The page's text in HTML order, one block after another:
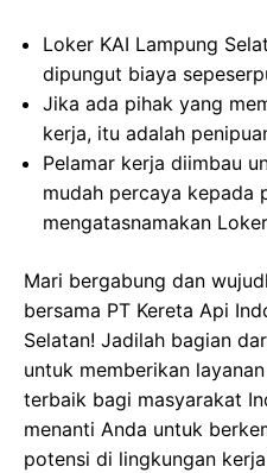
Loker KAI Lampung
dipungut biaya
Jika ada pihak yang
kerja, itu adalah
Pelamar kerja diimbau
mudah percaya kepada
mengatasnamakan
Mari bergabung dan
bersama PT Kereta Api
Selatan! Jadilah bagian
untuk memberikan
terbaik bagi masyarakat
menanti Anda untuk
potensi di lingkungan